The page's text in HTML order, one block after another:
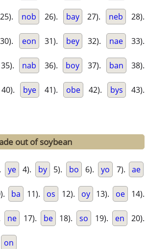
25). nob 26). bay 27). neb 28).
30). eon 31). bey 32). nae 33).
35). nab 36). boy 37). ban 38).
40). bye 41). obe 42). bys 43).
out of soybean
ye 4). by 5). bo 6). yo 7). ae
ba 11). os 12). oy 13). oe 14).
ne 17). be 18). so 19). en 20).
on